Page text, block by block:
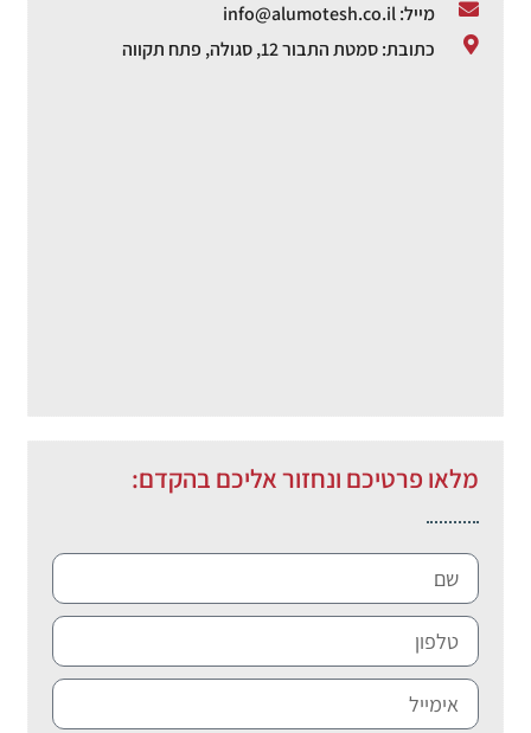
מייל: info@alumotesh.co.il
כתובת: סמטת התבור 12, סגולה, פתח תקווה
מלאו פרטיכם ונחזור אליכם בהקדם: